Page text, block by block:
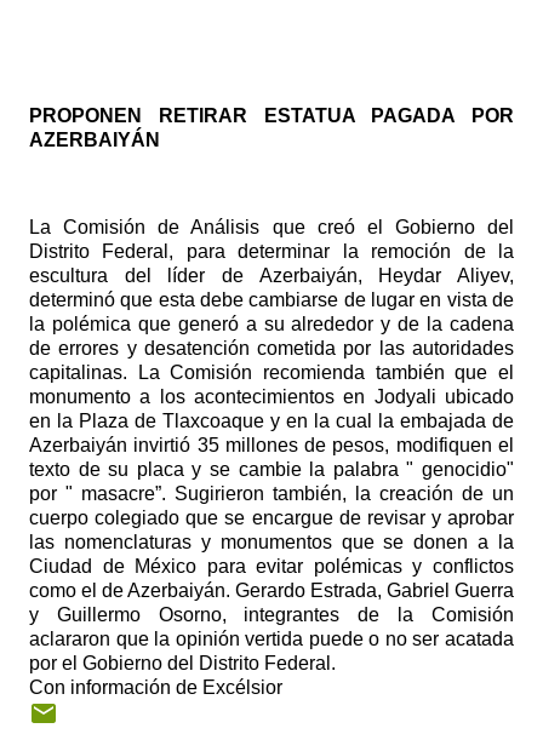
PROPONEN RETIRAR ESTATUA PAGADA POR
AZERBAIYÁN
La Comisión de Análisis que creó el Gobierno del
Distrito Federal, para determinar la remoción de la
escultura del líder de Azerbaiyán, Heydar Aliyev,
determinó que esta debe cambiarse de lugar en vista de
la polémica que generó a su alrededor y de la cadena
de errores y desatención cometida por las autoridades
capitalinas. La Comisión recomienda también que el
monumento a los acontecimientos en Jodyali ubicado
en la Plaza de Tlaxcoaque y en la cual la embajada de
Azerbaiyán invirtió 35 millones de pesos, modifiquen el
texto de su placa y se cambie la palabra " genocidio"
por " masacre”. Sugirieron también, la creación de un
cuerpo colegiado que se encargue de revisar y aprobar
las nomenclaturas y monumentos que se donen a la
Ciudad de México para evitar polémicas y conflictos
como el de Azerbaiyán. Gerardo Estrada, Gabriel Guerra
y Guillermo Osorno, integrantes de la Comisión
aclararon que la opinión vertida puede o no ser acatada
por el Gobierno del Distrito Federal.
Con información de Excélsior